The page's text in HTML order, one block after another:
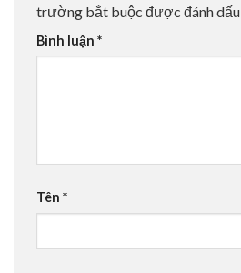
trường bắt buộc được đánh dấu
Bình luận *
Tên *